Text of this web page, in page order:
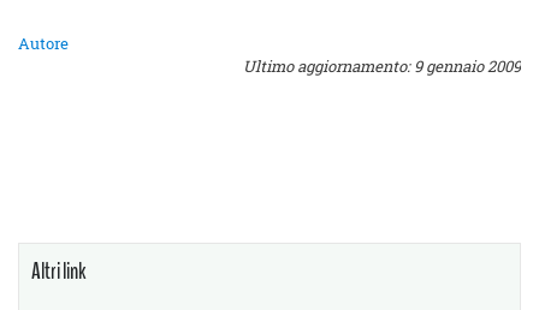
Autore
Ultimo aggiornamento: 9 gennaio 2009
Altri link